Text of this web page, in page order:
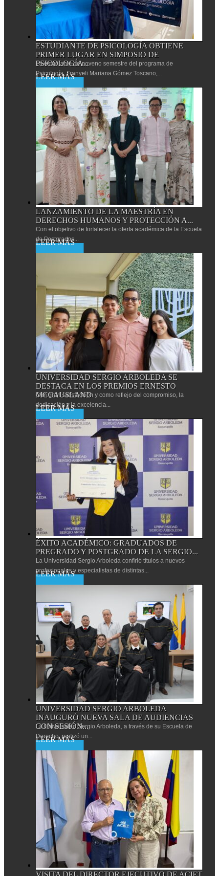
ESTUDIANTE DE PSICOLOGÍA OBTIENE
PRIMER LUGAR EN SIMPOSIO DE
PSICOLOGÍA...
La estudiante de noveno semestre del programa de
Psicología, Franyeli Mariana Gómez Toscano,...
LANZAMIENTO DE LA MAESTRÍA EN
DERECHOS HUMANOS Y PROTECCIÓN A...
Con el objetivo de fortalecer la oferta académica de la Escuela
de Postgrados...
UNIVERSIDAD SERGIO ARBOLEDA SE
DESTACA EN LOS PREMIOS ERNESTO
MCCAUSLAND
Con gran satisfacción y como reflejo del compromiso, la
dedicación y la excelencia...
ÉXITO ACADÉMICO: GRADUADOS DE
PREGRADO Y POSTGRADO DE LA SERGIO...
La Universidad Sergio Arboleda confirió títulos a nuevos
profesionales y especialistas de distintas...
UNIVERSIDAD SERGIO ARBOLEDA
INAUGURÓ NUEVA SALA DE AUDIENCIAS
CON SESIÓN...
La Universidad Sergio Arboleda, a través de su Escuela de
Derecho, realizó un...
VISITA DEL DIRECTOR EJECUTIVO DE ACIET